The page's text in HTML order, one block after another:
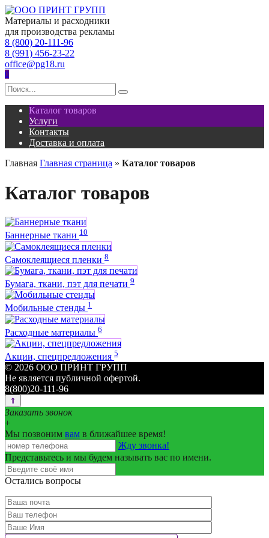
Перейти
к
содержанию
Материалы и расходники
для производства рекламы
8 (800) 20-111-96
8 (991) 456-23-22
office@pg18.ru
0
Search
for:
Каталог товаров
Услуги
Контакты
Доставка и оплата
Главная Главная страница » Каталог товаров
Каталог товаров
Баннерные ткани 10
Самоклеящиеся пленки 8
Бумага, ткани, пэт для печати 9
Мобильные стенды 1
Расходные материалы 6
Акции, спецпредложения 5
© 2026 ООО ПРИНТ ГРУПП
Не является публичной офертой.
8(800)20-111-96
Заказать звонок
+
Мы позвоним вам в ближайшее время!
Жду звонка!
Представьтесь и мы будем называть вас по имени.
Остались вопросы